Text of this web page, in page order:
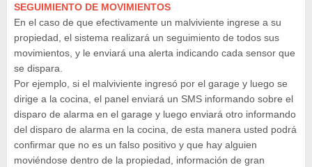
SEGUIMIENTO DE MOVIMIENTOS
En el caso de que efectivamente un malviviente ingrese a su
propiedad, el sistema realizará un seguimiento de todos sus
movimientos, y le enviará una alerta indicando cada sensor que
se dispara.
Por ejemplo, si el malviviente ingresó por el garage y luego se
dirige a la cocina, el panel enviará un SMS informando sobre el
disparo de alarma en el garage y luego enviará otro informando
del disparo de alarma en la cocina, de esta manera usted podrá
confirmar que no es un falso positivo y que hay alguien
moviéndose dentro de la propiedad, información de gran